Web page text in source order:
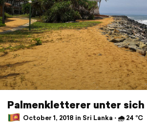
Palmenkletterer unter sich
October 1, 2018 in Sri Lanka ⋅ 🌧 24 °C